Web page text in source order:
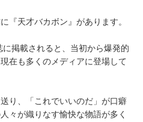
『天才バカボン』があります。
掲載されると、当初から爆発的
在も多くのメディアに登場して
り、「これでいいのだ」が口癖
々が織りなす愉快な物語が多く